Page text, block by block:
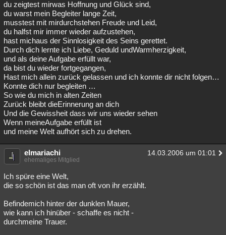
du zeigtest mirwas Hoffnung und Glück sind,
du warst mein Begleiter lange Zeit,
musstest mit mirdurchstehen Freude und Leid,
du halfst mir immer wieder aufzustehen,
hast michaus der Sinnlosigkeit des Seins gerettet.
Durch dich lernte ich Liebe, Geduld undWarmherzigkeit,
und als deine Aufgabe erfüllt war,
da bist du wieder fortgegangen,
Hast mich allein zurück gelassen und ich konnte dir nicht folgen…
Konnte dich nur begleiten …
So wie du mich in alten Zeiten
Zurück bleibt dieErinnerung an dich
Und die Gewissheit dass wir uns wieder sehen
Wenn meineAufgabe erfüllt ist
und meine Welt aufhört sich zu drehen.
elmariachi 14.03.2006 um 01:01
ehemaliges Mitglied
Ich spüre eine Welt,
die so schön ist das man oft von ihr erzählt.
Befindemich hinter der dunklen Mauer,
wie kann ich hinüber - schaffe es nicht -
durchmeine Trauer.